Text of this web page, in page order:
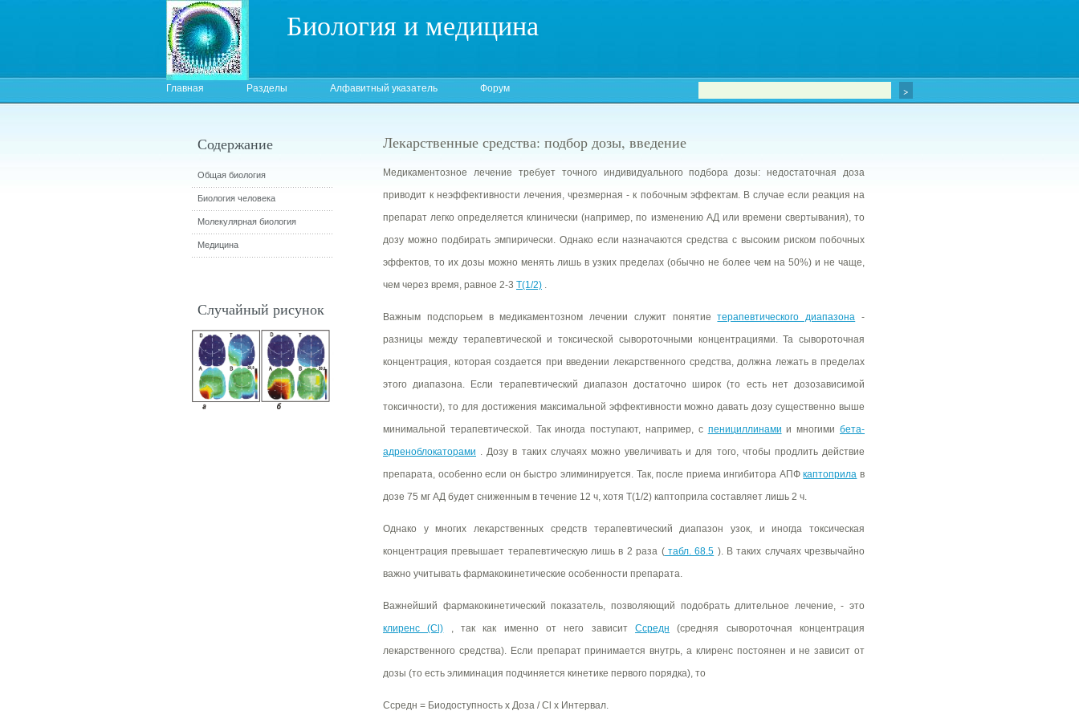
Биология и медицина
Главная Разделы Алфавитный указатель Форум
Лекарственные средства: подбор дозы, введение
Медикаментозное лечение требует точного индивидуального подбора дозы: недостаточная доза
приводит к неэффективности лечения, чрезмерная - к побочным эффектам. В случае если реакция на
препарат легко определяется клинически (например, по изменению АД или времени свертывания), то
дозу можно подбирать эмпирически. Однако если назначаются средства с высоким риском побочных
эффектов, то их дозы можно менять лишь в узких пределах (обычно не более чем на 50%) и не чаще,
чем через время, равное 2-3 Т(1/2) .
Важным подспорьем в медикаментозном лечении служит понятиетерапевтического диапазона -
разницы между терапевтической и токсической сывороточными концентрациями. Та сывороточная
концентрация, которая создается при введении лекарственного средства, должна лежать в пределах
этого диапазона. Если терапевтический диапазон достаточно широк (то есть нет дозозависимой
токсичности), то для достижения максимальной эффективности можно давать дозу существенно выше
минимальной терапевтической. Так иногда поступают, например, с пенициллинами и многимибета-
адреноблокаторами . Дозу в таких случаях можно увеличивать и для того, чтобы продлить действие
препарата, особенно если он быстро элиминируется. Так, после приема ингибитора АПФкаптоприла в
дозе 75 мг АД будет сниженным в течение 12 ч, хотя Т(1/2) каптоприла составляет лишь 2 ч.
Однако у многих лекарственных средств терапевтический диапазон узок, и иногда токсическая
концентрация превышает терапевтическую лишь в 2 раза (табл. 68.5 ). В таких случаях чрезвычайно
важно учитывать фармакокинетические особенности препарата.
Важнейший фармакокинетический показатель, позволяющий подобрать длительное лечение, - это
клиренс (Cl) , так как именно от него зависитСсредн (средняя сывороточная концентрация
лекарственного средства). Если препарат принимается внутрь, а клиренс постоянен и не зависит от
дозы (то есть элиминация подчиняется кинетике первого порядка), то
Cсредн = Биодоступность х Доза / Cl х Интервал.
Содержание
Общая биология
Биология человека
Молекулярная биология
Медицина
Случайный рисунок